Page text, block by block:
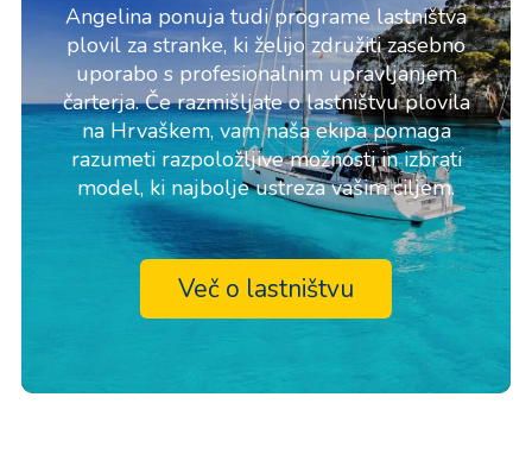
Angelina ponuja tudi programe lastništva
plovil za stranke, ki želijo združiti zasebno
uporabo s profesionalnim upravljanjem
čarterja. Če razmišljate o lastništvu plovila
na Hrvaškem, vam naša ekipa pomaga
razumeti razpoložljive možnosti in izbrati
model, ki najbolje ustreza vašim ciljem.
Več o lastništvu